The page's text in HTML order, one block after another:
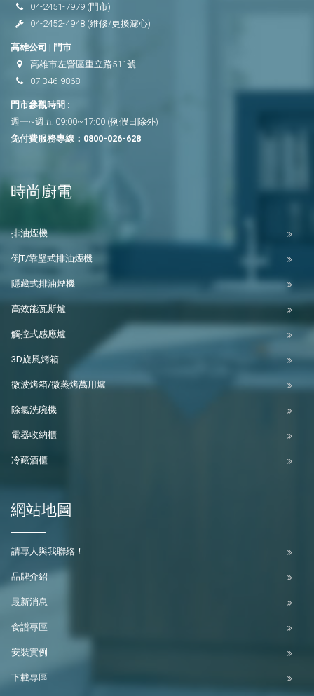
04-2451-7979 (門市)
04-2452-4948 (維修/更換濾心)
高雄公司 | 門市
高雄市左營區重立路511號
07-346-9868
門市參觀時間 :
週一~週五 09:00~17:00 (例假日除外)
免付費服務專線： 0800-026-628
時尚廚電
排油煙機
倒T/靠壁式排油煙機
隱藏式排油煙機
高效能瓦斯爐
觸控式感應爐
3D旋風烤箱
微波烤箱/微蒸烤萬用爐
除氯洗碗機
電器收納櫃
冷藏酒櫃
網站地圖
請專人與我聯絡！
品牌介紹
最新消息
食譜專區
安裝實例
下載專區